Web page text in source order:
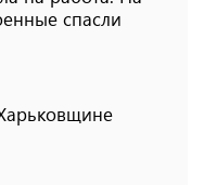
спасли